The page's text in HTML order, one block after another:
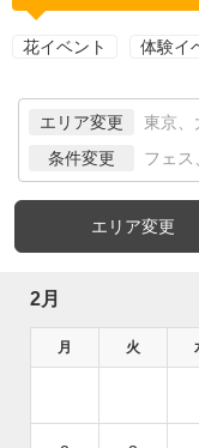
花イベント 体験イ
エリア変更 東京、
条件変更 フェス
エリア変更
2月
月 火